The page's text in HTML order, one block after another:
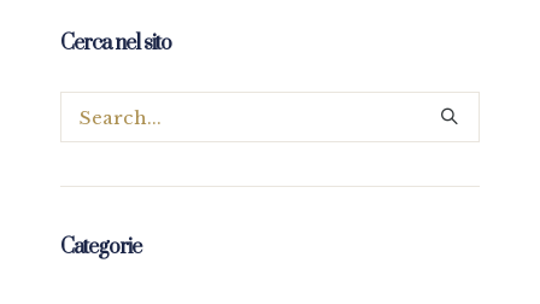
Cerca nel sito
Categorie